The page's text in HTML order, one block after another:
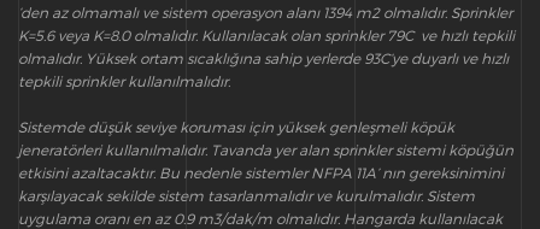
‘den az olmamalı ve sistem operasyon alanı 1394 m2 olmalıdır. Sprinkler
K=5.6 veya K=8.0 olmalıdır. Kullanılacak olan sprinkler 79C ve hızlı tepkili
olmalıdır. Yüksek ortam sıcaklığına sahip yerlerde 93C’ye duyarlı ve hızlı
tepkili sprinkler kullanılmalıdır.
Sistemde düşük seviye koruması için yüksek genleşmeli köpük
jeneratörleri kullanılmalıdır. Tavanda yer alan sprinkler sistemi köpüğün
etkisini azaltacaktır. Bu nedenle sistemler NFPA 11A’ nın gereksinimini
karşılayacak sekilde sistem tasarlanmalıdır ve kurulmalıdır. Sistem
uygulama oranı en az 0.9 m3/dak/m olmalıdır. Hangarda kullanılacak